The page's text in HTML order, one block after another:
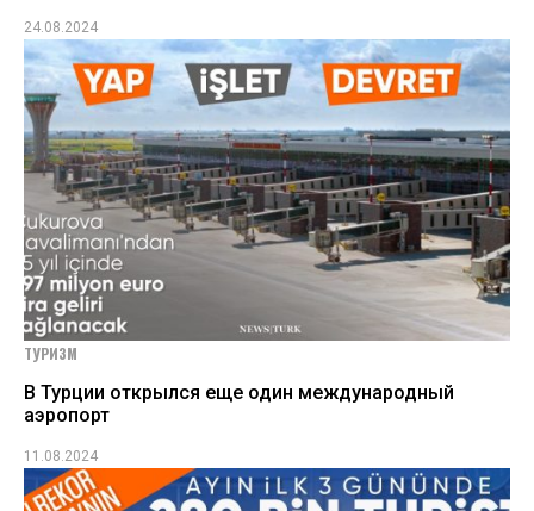
24.08.2024
ТУРИЗМ
В Турции открылся еще один международный
аэропорт
11.08.2024